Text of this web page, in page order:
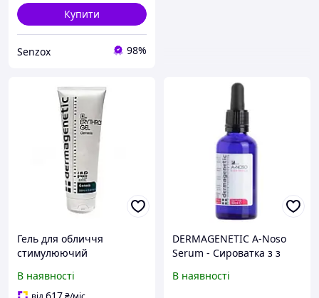
Купити
Senzox 98%
Гель для обличчя
стимулюючий
В наявності
DERMAGENETIC A-Noso
Serum - Сироватка з з
антиоксидантами
В наявності